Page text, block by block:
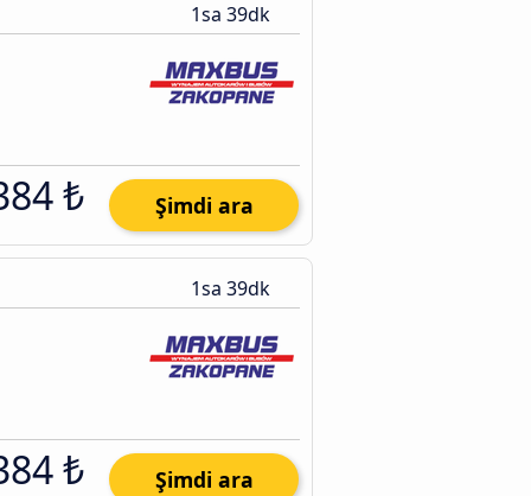
1sa 39dk
₺ Şimdi ara
1sa 39dk
₺ Şimdi ara